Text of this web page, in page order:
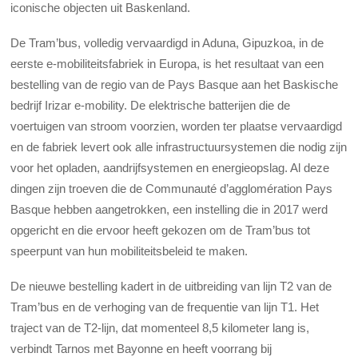
iconische objecten uit Baskenland.
De Tram’bus, volledig vervaardigd in Aduna, Gipuzkoa, in de
eerste e-mobiliteitsfabriek in Europa, is het resultaat van een
bestelling van de regio van de Pays Basque aan het Baskische
bedrijf Irizar e-mobility. De elektrische batterijen die de
voertuigen van stroom voorzien, worden ter plaatse vervaardigd
en de fabriek levert ook alle infrastructuursystemen die nodig zijn
voor het opladen, aandrijfsystemen en energieopslag. Al deze
dingen zijn troeven die de Communauté d’agglomération Pays
Basque hebben aangetrokken, een instelling die in 2017 werd
opgericht en die ervoor heeft gekozen om de Tram’bus tot
speerpunt van hun mobiliteitsbeleid te maken.
De nieuwe bestelling kadert in de uitbreiding van lijn T2 van de
Tram’bus en de verhoging van de frequentie van lijn T1. Het
traject van de T2-lijn, dat momenteel 8,5 kilometer lang is,
verbindt Tarnos met Bayonne en heeft voorrang bij